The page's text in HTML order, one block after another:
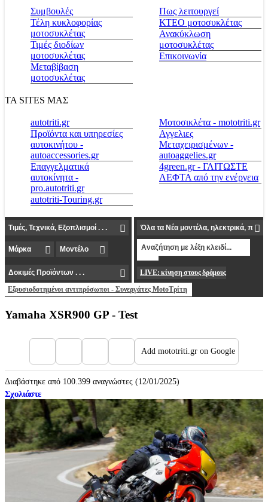
Συμβουλές
Τέλη κυκλοφορίας
μοτοσυκλέτας
Τιμές διοδίων
μοτοσυκλέτας
Μεταβίβαση
μοτοσυκλέτας
Πως λειτουργεί
ΚΤΕΟ μοτοσυκλέτας
Ανακύκλωση
μοτοσυκλέτας
Επικοινωνία
ΤΑ SITES ΜΑΣ
autotriti.gr
Προϊόντα και υπηρεσίες
αυτοκινήτου -
autoaccessories.gr
Επαγγελματικά
αυτοκίνητα -
pro.autotriti.gr
autotriti-Touring.gr
Μοτοσικλέτα - mototriti.gr
Αγγελιες
Μεταχειρισμένων -
autoaggelies.gr
4green.gr - ΓΛΙΤΩΣΤΕ
ΛΕΦΤΑ από την ενέργεια
LIVE: κίνηση στους δρόμους
Εξουσιοδοτημένοι αντιπρόσωποι - Συνεργάτες MotoΤρίτη
Yamaha XSR900 GP - Test
Add mototriti.gr on Google
Διαβάστηκε από 100.399 αναγνώστες (12/01/2025)
Σχολιάστε